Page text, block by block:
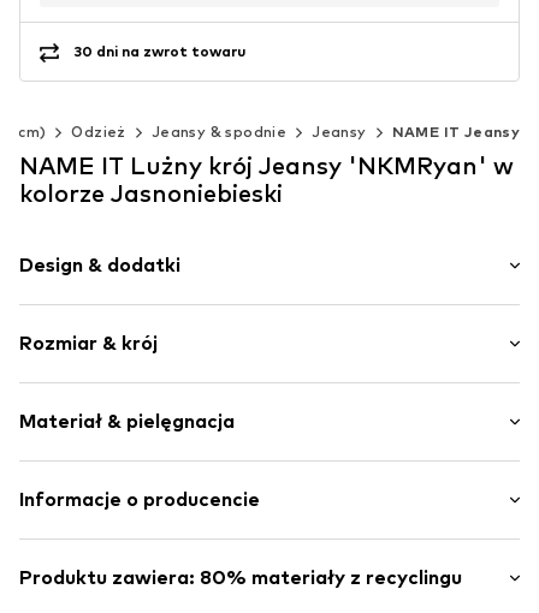
30 dni na zwrot towaru
cm) Odzież Jeansy & spodnie Jeansy NAME IT Jeansy
NAME IT Lużny krój Jeansy 'NKMRyan' w
kolorze Jasnoniebieski
Design & dodatki
Jeans
Delikatny efekt sprania
Obszyte brzegi
Regulowany pas
Efekt sprania
Rozmiar & krój
Krój: Lużny krój
Materiał & pielęgnacja
Materiał: 80% Bawełna, 20% Bawełna (z recyclingu)
Informacje o producencie
Modering 1
Produktu zawiera: 80% materiały z recyclingu